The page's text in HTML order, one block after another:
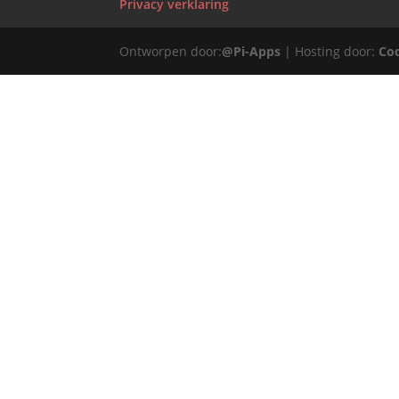
Privacy verklaring
Ontworpen door:@Pi-Apps | Hosting door: